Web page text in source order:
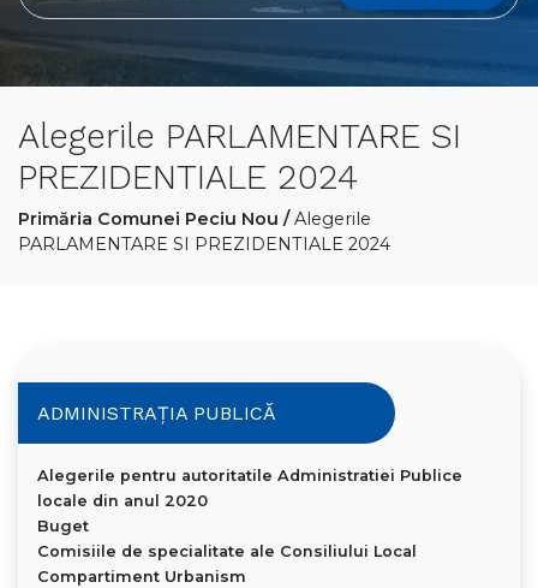
Alegerile PARLAMENTARE SI
PREZIDENTIALE 2024
Primăria Comunei Peciu Nou /Alegerile
PARLAMENTARE SI PREZIDENTIALE 2024
ADMINISTRAȚIA PUBLICĂ
Alegerile pentru autoritatile Administratiei Publice
locale din anul 2020
Buget
Comisiile de specialitate ale Consiliului Local
Compartiment Urbanism